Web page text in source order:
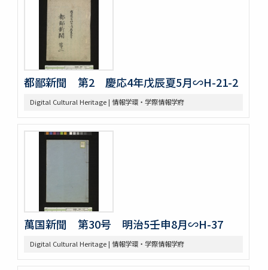
都鄙新聞 第2 慶応4年戊辰夏5月∽H-21-2
Digital Cultural Heritage | 情報学環・学際情報学府
萬国新聞 第30号 明治5壬申8月∽H-37
Digital Cultural Heritage | 情報学環・学際情報学府